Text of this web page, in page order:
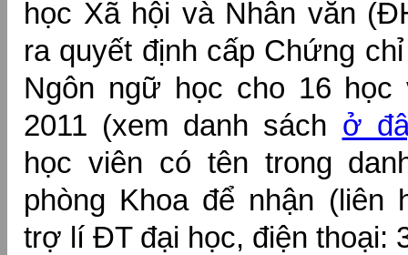
học Xã hội và Nhân văn
ra quyết định cấp Chứng
Ngôn ngữ học cho 16 học
2011 (xem danh sách ở
học viên có tên trong
phòng Khoa để nhận (liên
trợ lí ĐT đại học, điện thoại: